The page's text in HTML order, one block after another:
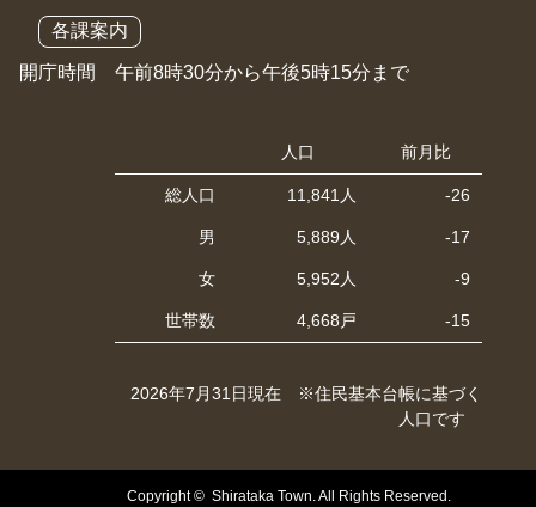
各課案内
開庁時間 午前8時30分から午後5時15分まで
人口 前月比
総人口 11,841人 -26
男 5,889人 -17
女 5,952人 -9
世帯数 4,668戸 -15
2026年7月31日現在 ※住民基本台帳に基づく
人口です
Copyright © Shirataka Town. All Rights Reserved.